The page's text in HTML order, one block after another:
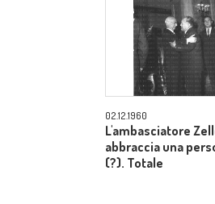
02.12.1960
L'ambasciatore
abbraccia una
(?). Totale